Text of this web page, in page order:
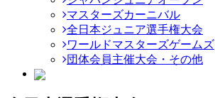
マスターズカーニバル
全日本ジュニア選手権大会
ワールドマスターズゲームズ
団体会員主催大会・その他